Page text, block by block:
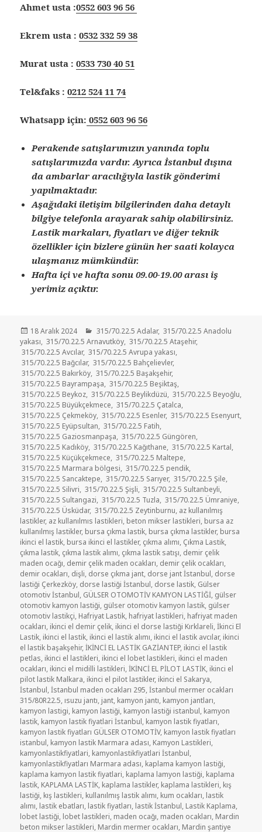
Ahmet usta :0552 603 96 56
Ekrem usta :0532 332 59 38
Murat usta :0533 730 40 51
Tel&faks :0212 524 11 74
Whatsapp için: 0552 603 96 56
Perakende satışlarımızın yanında toplu
satışlarımızda vardır. Ayrıca İstanbul dışına
da ambarlar aracılığıyla lastik gönderimi
yapılmaktadır.
Aşağıdaki iletişim bilgilerinden daha detaylı
bilgiye telefonla arayarak sahip olabilirsiniz.
Lastik markaları, fiyatları ve diğer teknik
özellikler için bizlere günün her saati kolayca
ulaşmanız mümkündür.
Hafta içi ve hafta sonu 09.00-19.00 arası iş
yerimiz açıktır.
Yayın
tarihi
18 Aralık 2024 Kategoriler
315/70.22.5 Adalar, 315/70.22.5 Anadolu
yakası, 315/70.22.5 Arnavutköy, 315/70.22.5 Ataşehir,
315/70.22.5 Avcılar, 315/70.22.5 Avrupa yakası,
315/70.22.5 Bağcılar, 315/70.22.5 Bahçelievler,
315/70.22.5 Bakırköy, 315/70.22.5 Başakşehir,
315/70.22.5 Bayrampaşa, 315/70.22.5 Beşiktaş,
315/70.22.5 Beykoz, 315/70.22.5 Beylikdüzü, 315/70.22.5 Beyoğlu,
315/70.22.5 Büyükçekmece, 315/70.22.5 Çatalca,
315/70.22.5 Çekmeköy, 315/70.22.5 Esenler, 315/70.22.5 Esenyurt,
315/70.22.5 Eyüpsultan, 315/70.22.5 Fatih,
315/70.22.5 Gaziosmanpaşa, 315/70.22.5 Güngören,
315/70.22.5 Kadıköy, 315/70.22.5 Kağıthane, 315/70.22.5 Kartal,
315/70.22.5 Küçükçekmece, 315/70.22.5 Maltepe,
315/70.22.5 Marmara bölgesi, 315/70.22.5 pendik,
315/70.22.5 Sancaktepe, 315/70.22.5 Sarıyer, 315/70.22.5 Şile,
315/70.22.5 Silivri, 315/70.22.5 Şişli, 315/70.22.5 Sultanbeyli,
315/70.22.5 Sultangazi, 315/70.22.5 Tuzla, 315/70.22.5 Ümraniye,
315/70.22.5 Üsküdar, 315/70.22.5 Zeytinburnu, az kullanılmış
lastikler, az kullanılmıs lastikleri, beton mikser lastikleri, bursa az
kullanılmış lastikler, bursa çıkma lastik, bursa çıkma lastikler, bursa
ikinci el lastik, bursa ikinci el lastikler, çıkma alımı, Çıkma Lastik,
çıkma lastik, çıkma lastik alımı, çıkma lastik satışı, demir çelik
maden ocağı, demir çelik maden ocakları, demir çelik ocakları,
demir ocakları, dişli, dorse çıkma jant, dorse jant İstanbul, dorse
lastiği Çerkezköy, dorse lastiği İstanbul, dorse lastik, Gülser
otomotiv İstanbul, GÜLSER OTOMOTİV KAMYON LASTİĞİ, gülser
otomotiv kamyon lastiği, gülser otomotiv kamyon lastik, gülser
otomotiv lastikçi, Hafriyat Lastik, hafriyat lastikleri, hafriyat maden
ocakları, ikinci el demir çelik, ikinci el dorse lastiği Kırklareli,İkinci El
Lastik, ikinci el lastik, ikinci el lastik alımı, ikinci el lastik avcılar, ikinci
el lastik başakşehir,İKİNCİ EL LASTİK GAZİANTEP, ikinci el lastik
petlas, ikinci el lastikleri, ikinci el lobet lastikleri, ikinci el maden
ocakları, ikinci el midilli lastikleri,İKİNCİ EL PİLOT LASTİK, ikinci el
pilot lastik Malkara, ikinci el pilot lastikler, ikinci el Sakarya,
İstanbul,İstanbul maden ocakları 295,İstanbul mermer ocakları
315/80R22.5, ısuzu jantı, jant, kamyon jantı, kamyon jantları,
kamyon lastigi, kamyon lastiği, kamyon lastiği istanbul, kamyon
lastik, kamyon lastik fiyatlari İstanbul, kamyon lastik fiyatları,
kamyon lastik fiyatları GÜLSER OTOMOTİV, kamyon lastik fiyatları
istanbul, kamyon lastik Marmara adası, Kamyon Lastikleri,
kamyonlastikfiyatlari, kamyonlastikfiyatlari İstanbul,
kamyonlastikfiyatları Marmara adası, kaplama kamyon lastiği,
kaplama kamyon lastik fiyatlari, kaplama lamyon lastiği, kaplama
lastik, KAPLAMA LASTİK, kaplama lastikler, kaplama lastikleri, kış
lastiği, kış lastikleri, kullanılmış lastik alımı, kum ocakları, lastik
alımı, lastik ebatları, lastik fiyatları, lastik İstanbul, Lastik Kaplama,
lobet lastiği, lobet lastikleri, maden ocağı, maden ocakları, Mardin
beton mikser lastikleri, Mardin mermer ocakları, Mardin şantiye